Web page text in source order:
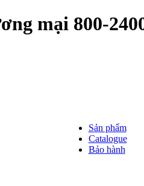
mại 800-
Sản phẩm
Catalogue
Bảo hành